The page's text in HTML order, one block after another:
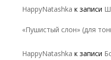
HappyNatashka к записи
«Пушистый слон» (для
HappyNatashka к записи